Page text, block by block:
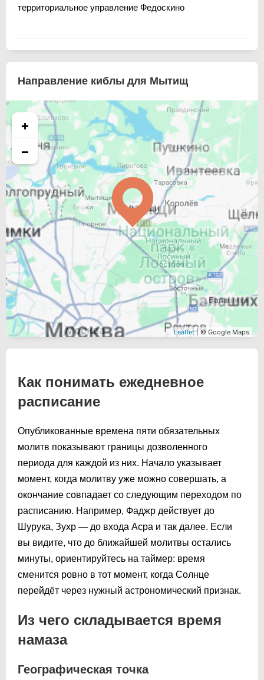
территориальное управление Федоскино
Направление киблы для Мытищ
+
−
Leaflet| © Google Maps
Как понимать ежедневное
расписание
Опубликованные времена пяти обязательных
молитв показывают границы дозволенного
периода для каждой из них. Начало указывает
момент, когда молитву уже можно совершать, а
окончание совпадает со следующим переходом по
расписанию. Например, Фаджр действует до
Шурука, Зухр — до входа Асра и так далее. Если
вы видите, что до ближайшей молитвы остались
минуты, ориентируйтесь на таймер: время
сменится ровно в тот момент, когда Солнце
перейдёт через нужный астрономический признак.
Из чего складывается время
намаза
Географическая точка